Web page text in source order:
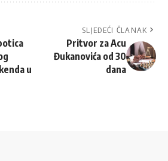
u
SLJEDEĆI ČLANAK
Pritvor za Acu
Đukanovića od 30
dana